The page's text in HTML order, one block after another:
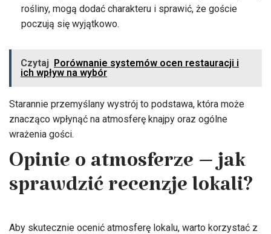
rośliny, mogą dodać charakteru i sprawić, że goście
poczują się wyjątkowo.
Czytaj Porównanie systemów ocen restauracji i
ich wpływ na wybór
Starannie przemyślany wystrój to podstawa, która może
znacząco wpłynąć na atmosferę knajpy oraz ogólne
wrażenia gości.
Opinie o atmosferze – jak
sprawdzić recenzje lokali?
Aby skutecznie ocenić atmosferę lokalu, warto korzystać z